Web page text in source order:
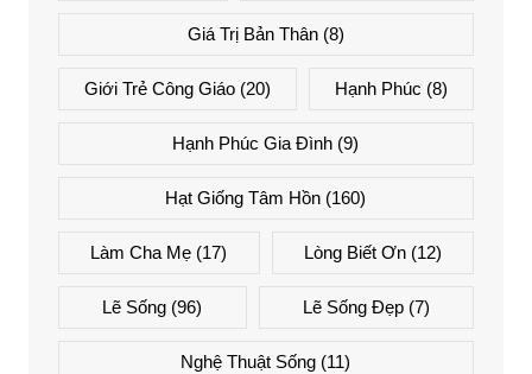
Giá Trị Bản Thân(8)
Giới Trẻ Công Giáo(20) Hạnh Phúc (8)
Hạnh Phúc Gia Đình (9)
Hạt Giống Tâm Hồn (160)
Làm Cha Mẹ (17) Lòng Biết Ơn(12)
Lẽ Sống (96) Lẽ Sống Đẹp(7)
Nghệ Thuật Sống (11)